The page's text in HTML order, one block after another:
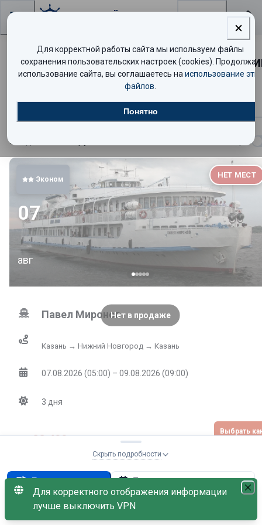
Расписание речных круизов по
Скрыть подробности
Параметры поиска По дате возрастания
С наличием мест
Круизы Описание
Найдено Показать таблицей
Нет в продаже
Эконом НЕТ МЕСТ
07
авг
Павел Миронов
Казань → Нижний Новгород → Казань
07.08.2026 (05:00) – 09.08.2026 (09:00)
3 дня
22 400
Выбрать
Эконом
Для корректной работы сайта мы используем файлы
сохранения пользовательских настроек (cookies). Продолжая
использование сайта, вы соглашаетесь на использование
файлов
Понятно
Для корректного отображения информации
лучше выключить VPN